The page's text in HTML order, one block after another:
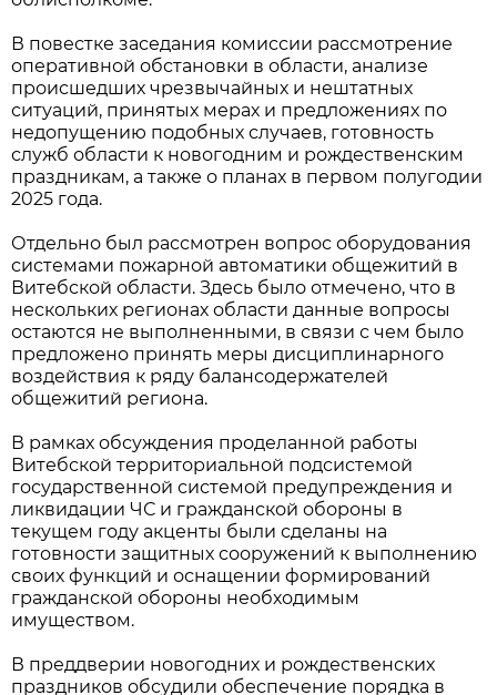
В повестке заседания комиссии рассмотрение
оперативной обстановки в области, анализе
происшедших чрезвычайных и нештатных
ситуаций, принятых мерах и предложениях по
недопущению подобных случаев, готовность
служб области к новогодним и рождественским
праздникам, а также о планах в первом полугодии
2025 года.
Отдельно был рассмотрен вопрос оборудования
системами пожарной автоматики общежитий в
Витебской области. Здесь было отмечено, что в
нескольких регионах области данные вопросы
остаются не выполненными, в связи с чем было
предложено принять меры дисциплинарного
воздействия к ряду балансодержателей
общежитий региона.
В рамках обсуждения проделанной работы
Витебской территориальной подсистемой
государственной системой предупреждения и
ликвидации ЧС и гражданской обороны в
текущем году акценты были сделаны на
готовности защитных сооружений к выполнению
своих функций и оснащении формирований
гражданской обороны необходимым
имуществом.
В преддверии новогодних и рождественских
праздников обсудили обеспечение порядка в